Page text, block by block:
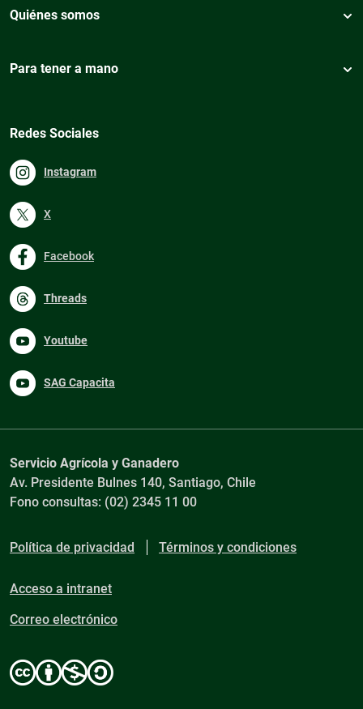
Quiénes somos
Para tener a mano
Redes Sociales
Instagram
X
Facebook
Threads
Youtube
SAG Capacita
Servicio Agrícola y Ganadero
Av. Presidente Bulnes 140, Santiago, Chile
Fono consultas: (02) 2345 11 00
Política de privacidad Términos y condiciones
Acceso a intranet
Correo electrónico